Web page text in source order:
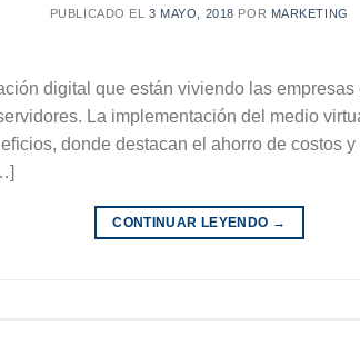
PUBLICADO EL3 MAYO, 2018 POR MARKETING
digital que están viviendo las
La implementación del medio
donde destacan el ahorro de costos
CONTINUAR LEYENDO →